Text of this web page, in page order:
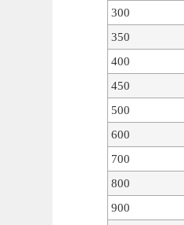
300
350
400
450
500
600
700
800
900